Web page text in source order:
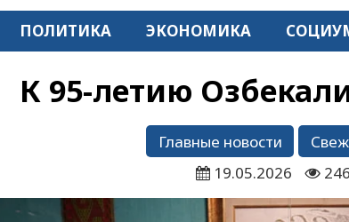
ПОЛИТИКА ЭКОНОМИКА
К 95-летию
Главные новости
19.05.2026
246